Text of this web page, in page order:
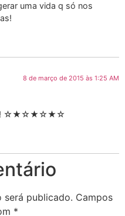
uma vida q só nos
8 de março de 2015 às 1:25 AM
☆★☆★☆★☆
será publicado. Campos
*